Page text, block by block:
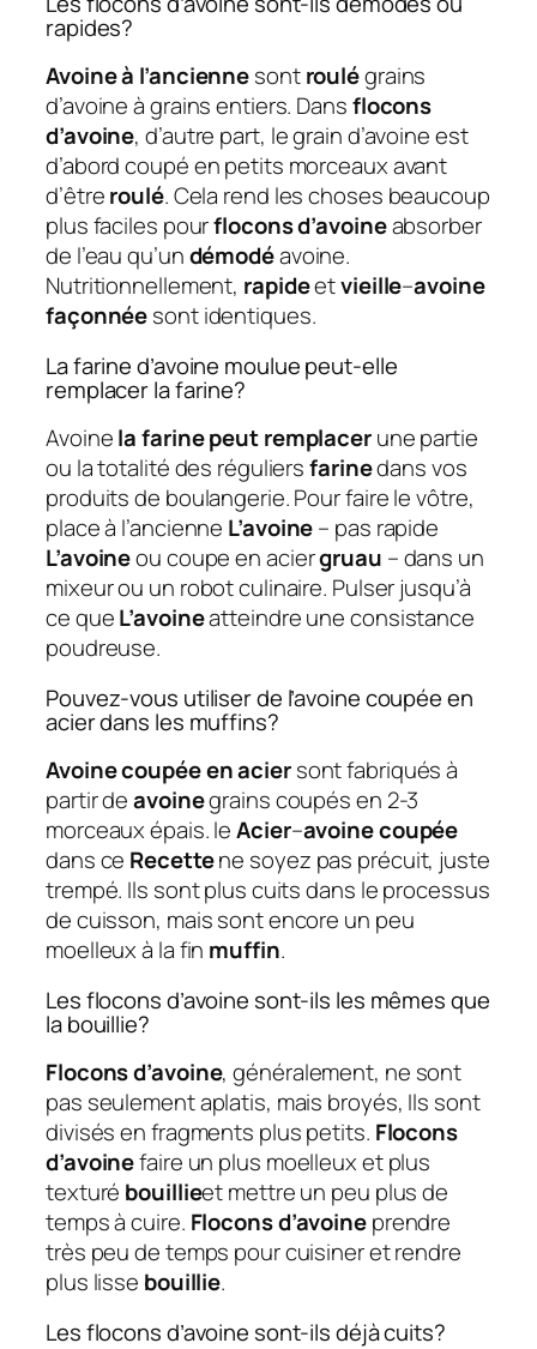
rapides?
Avoine à l’anciennesontroulégrains
d’avoine à grains entiers. Dansflocons
d’avoine, d’autre part, le grain d’avoine est
d’abord coupé en petits morceaux avant
d’êtreroulé. Cela rend les choses beaucoup
plus faciles pourflocons d’avoineabsorber
de l’eau qu’undémodéavoine.
Nutritionnellement, rapideetvieille–avoine
façonnéesont identiques.
La farine d’avoine moulue peut-elle
remplacer la farine?
Avoinela farine peut remplacerune partie
ou la totalité des réguliersfarinedans vos
produits de boulangerie. Pour faire le vôtre,
place à l’ancienne L’avoine– pas rapide
L’avoineou coupe en aciergruau – dans un
mixeur ou un robot culinaire. Pulser jusqu’à
ce queL’avoineatteindre une consistance
poudreuse.
Pouvez-vous utiliser de l’avoine coupée en
acier dans les muffins?
Avoine coupée en aciersont fabriqués à
partir deavoinegrains coupés en 2-3
morceaux épais. leAcier–avoine coupée
dans ce Recettene soyez pas précuit, juste
trempé. Ils sont plus cuits dans le processus
de cuisson, mais sont encore un peu
moelleux à la fin muffin.
Les flocons d’avoine sont-ils les mêmes que
la bouillie?
Flocons d’avoine, généralement, ne sont
pas seulement aplatis, mais broyés, Ils sont
divisés en fragments plus petits. Flocons
d’avoinefaire un plus moelleux et plus
texturé bouillieet mettre un peu plus de
temps à cuire. Flocons d’avoineprendre
très peu de temps pour cuisiner et rendre
plus lisse bouillie.
Les flocons d’avoine sont-ils déjà cuits?